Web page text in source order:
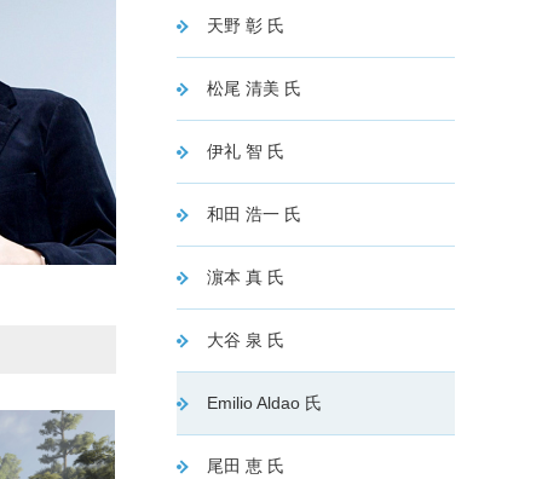
天野 彰 氏
松尾 清美 氏
伊礼 智 氏
和田 浩一 氏
濵本 真 氏
大谷 泉 氏
Emilio Aldao 氏
尾田 恵 氏